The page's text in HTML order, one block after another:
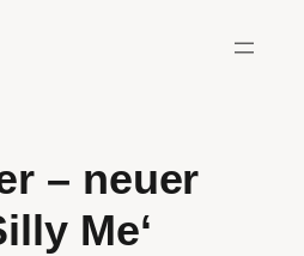
– neuer
Me‘